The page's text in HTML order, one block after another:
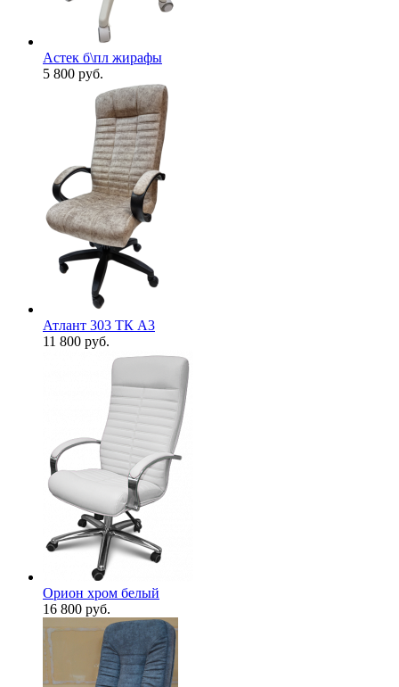
Астек б\пл жирафы
5 800 руб.
Атлант 303 ТК А3
11 800 руб.
Орион хром белый
16 800 руб.